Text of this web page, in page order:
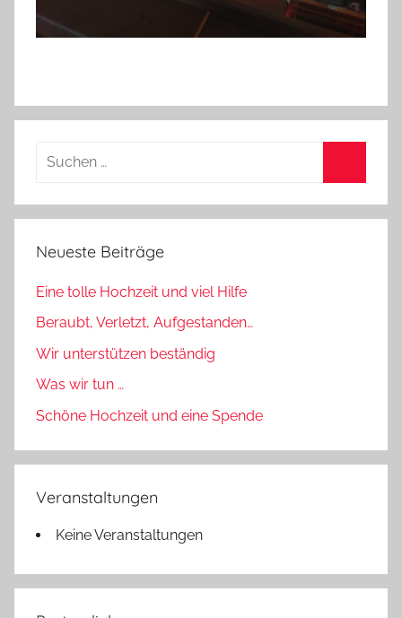
Suchen
Neueste Beiträge
Eine tolle Hochzeit und viel Hilfe
Beraubt, Verletzt, Aufgestanden…
Wir unterstützen beständig
Was wir tun …
Schöne Hochzeit und eine Spende
Veranstaltungen
Keine Veranstaltungen